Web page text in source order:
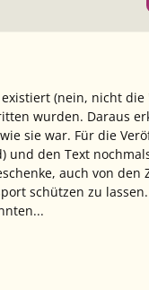
(nein, nicht
wurden. Daraus
sie war. Für die
und den Text
auch von den
schützen zu